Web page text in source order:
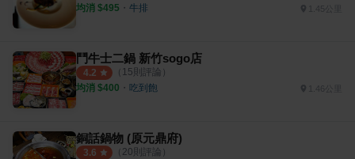
均消 $495 ・ 牛排 1.45公里
鬥牛士二鍋 新竹sogo店
4.2 （ 15則評論）
均消 $400 ・ 吃到飽 1.46公里
銅話鍋物 (原元鼎府)
3.6 （ 20則評論）